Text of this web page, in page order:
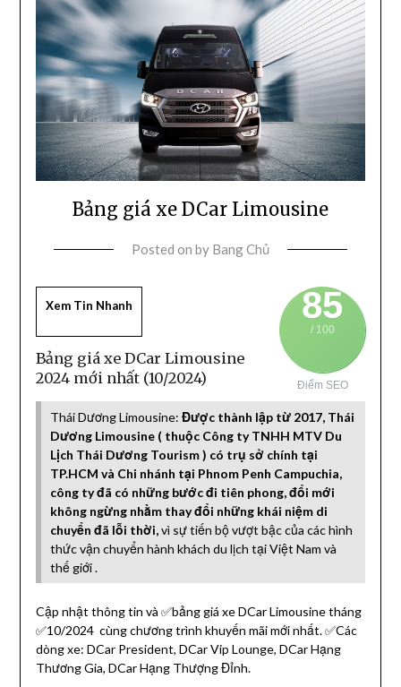
Bảng giá xe DCar Limousine
Posted on by Bang Chủ
85
/ 100
Điểm SEO
Xem Tin Nhanh
Bảng giá xe DCar Limousine
2024 mới nhất (10/2024)
Thái Dương Limousine: Được thành lập từ 2017, Thái
Dương Limousine ( thuộc Công ty TNHH MTV Du
Lịch Thái Dương Tourism ) có trụ sở chính tại
TP.HCM và Chi nhánh tại Phnom Penh Campuchia,
công ty đã có những bước đi tiên phong, đổi mới
không ngừng nhằm thay đổi những khái niệm di
chuyển đã lỗi thời,vì sự tiến bộ vượt bậc của các hình
thức vận chuyển hành khách du lịch tại Việt Nam và
thế giới .
Cập nhật thông tin và ✅bảng giá xe DCar Limousine tháng
✅10/2024 cùng chương trình khuyến mãi mới nhất. ✅Các
dòng xe: DCar President, DCar Vip Lounge, DCar Hạng
Thương Gia, DCar Hạng Thượng Đỉnh.